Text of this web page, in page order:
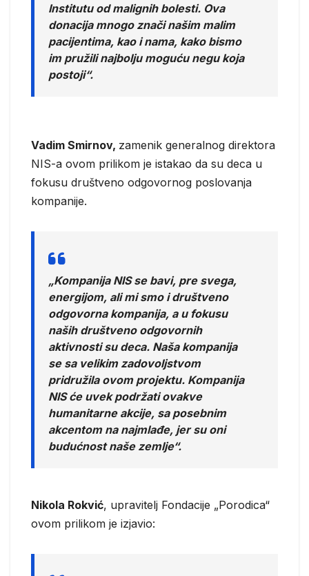
Institutu od malignih bolesti. Ova
donacija mnogo znači našim malim
pacijentima, kao i nama, kako bismo
im pružili najbolju moguću negu koja
postoji“.
Vadim Smirnov, zamenik generalnog direktora
NIS-a ovom prilikom je istakao da su deca u
fokusu društveno odgovornog poslovanja
kompanije.
„Kompanija NIS se bavi, pre svega,
energijom, ali mi smo i društveno
odgovorna kompanija, a u fokusu
naših društveno odgovornih
aktivnosti su deca. Naša kompanija
se sa velikim zadovoljstvom
pridružila ovom projektu. Kompanija
NIS će uvek podržati ovakve
humanitarne akcije, sa posebnim
akcentom na najmlađe, jer su oni
budućnost naše zemlje“.
Nikola Rokvić, upravitelj Fondacije „Porodica“
ovom prilikom je izjavio: